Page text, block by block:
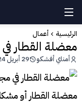
الرئيسية أعمال
معضلة القطار
أمناي أفشكو 29 أبريل 2024 - 20:28
معضلة القطار أو